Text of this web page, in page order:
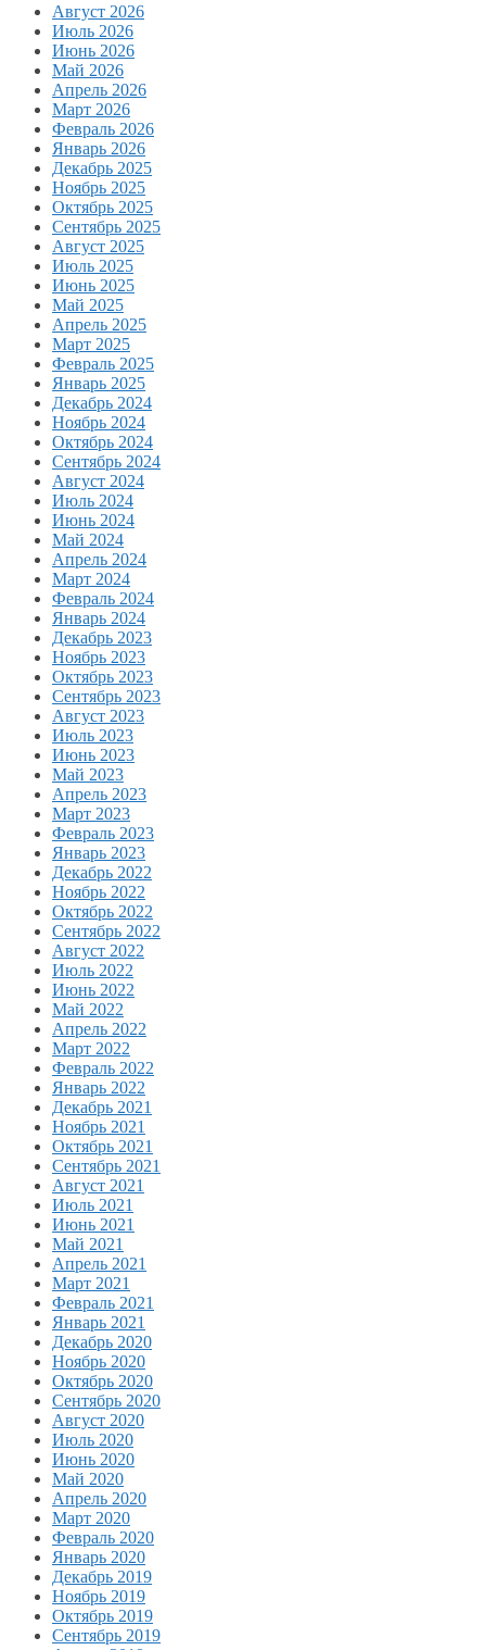
Август 2026
Июль 2026
Июнь 2026
Май 2026
Апрель 2026
Март 2026
Февраль 2026
Январь 2026
Декабрь 2025
Ноябрь 2025
Октябрь 2025
Сентябрь 2025
Август 2025
Июль 2025
Июнь 2025
Май 2025
Апрель 2025
Март 2025
Февраль 2025
Январь 2025
Декабрь 2024
Ноябрь 2024
Октябрь 2024
Сентябрь 2024
Август 2024
Июль 2024
Июнь 2024
Май 2024
Апрель 2024
Март 2024
Февраль 2024
Январь 2024
Декабрь 2023
Ноябрь 2023
Октябрь 2023
Сентябрь 2023
Август 2023
Июль 2023
Июнь 2023
Май 2023
Апрель 2023
Март 2023
Февраль 2023
Январь 2023
Декабрь 2022
Ноябрь 2022
Октябрь 2022
Сентябрь 2022
Август 2022
Июль 2022
Июнь 2022
Май 2022
Апрель 2022
Март 2022
Февраль 2022
Январь 2022
Декабрь 2021
Ноябрь 2021
Октябрь 2021
Сентябрь 2021
Август 2021
Июль 2021
Июнь 2021
Май 2021
Апрель 2021
Март 2021
Февраль 2021
Январь 2021
Декабрь 2020
Ноябрь 2020
Октябрь 2020
Сентябрь 2020
Август 2020
Июль 2020
Июнь 2020
Май 2020
Апрель 2020
Март 2020
Февраль 2020
Январь 2020
Декабрь 2019
Ноябрь 2019
Октябрь 2019
Сентябрь 2019